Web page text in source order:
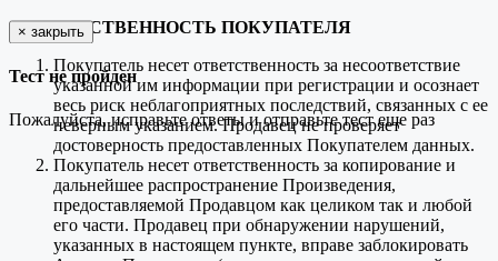
× закрыть
Тест не пройден
Пожалуйста, исправьте ответы и отправьте тест еще раз
6. ОТВЕТСТВЕННОСТЬ ПОКУПАТЕЛЯ
Покупатель несет ответственность за несоответствие
указанной им информации при регистрации и осознает
весь риск неблагоприятных последствий, связанных с ее
неверным указанием. Продавец не проверяет
достоверность предоставленных Покупателем данных.
Покупатель несет ответственность за копирование и
дальнейшее распространение Произведения,
предоставляемой Продавцом как целиком так и любой
его части. Продавец при обнаружении нарушений,
указанных в настоящем пункте, вправе заблокировать